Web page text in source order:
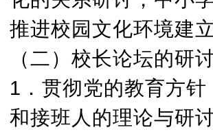
推进校园文化环境建
（二）校长论坛的研
1．贯彻党的教育方
和接班人的理论与研讨